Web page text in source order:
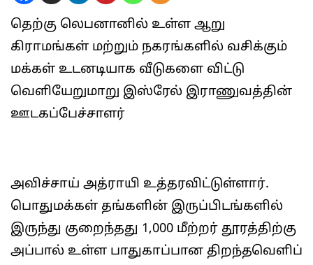
தெற்கு லெபனானில் உள்ள ஆறு
கிராமங்கள் மற்றும் நகரங்களில் வசிக்கும்
மக்கள் உடனடியாக வீடுகளை விட்டு
வெளியேறுமாறு இஸ்ரேல் இராணுவத்தின்
ஊடகப்பேச்சாளர்
அவிச்சாய் அத்ராயி உத்தரவிட்டுள்ளார்.
பொதுமக்கள் தங்களின் இருப்பிடங்களில்
இருந்து குறைந்தது 1,000 மீற்றர் தூரத்திற்கு
அப்பால் உள்ள பாதுகாப்பான திறந்தவெளிப்